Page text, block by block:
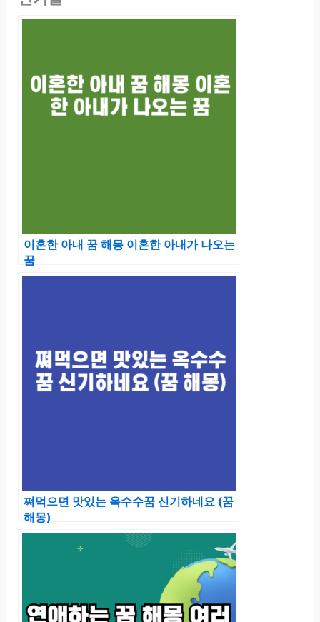
이혼한 아내 꿈 해몽 이혼한 아내가 나오는
꿈
쪄먹으면 맛있는 옥수수꿈 신기하네요 (꿈
해몽)